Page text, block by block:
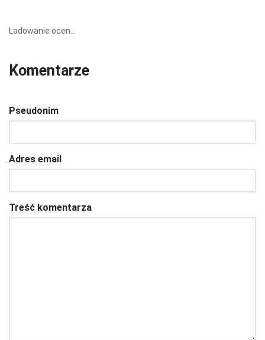
Ładowanie ocen...
Komentarze
Pseudonim
Adres email
Treść komentarza